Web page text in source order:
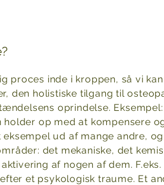
inde i kroppen, så vi
den holistiske tilgang til
oprindelse.
op med at kompensere
eksempel ud af mange andre,
det mekaniske, det
af nogen af dem.
et psykologisk traume. Et